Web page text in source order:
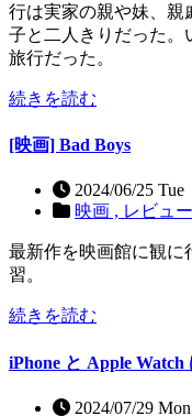
行は実家の親や妹、親
子と二人きりだった。
旅行だった。
続きを読む
[映画] Bad Boys
2024/06/25 Tue
映画 , レビュー
最新作を映画館に観に
習。
続きを読む
iPhone と Apple
2024/07/29 Mon